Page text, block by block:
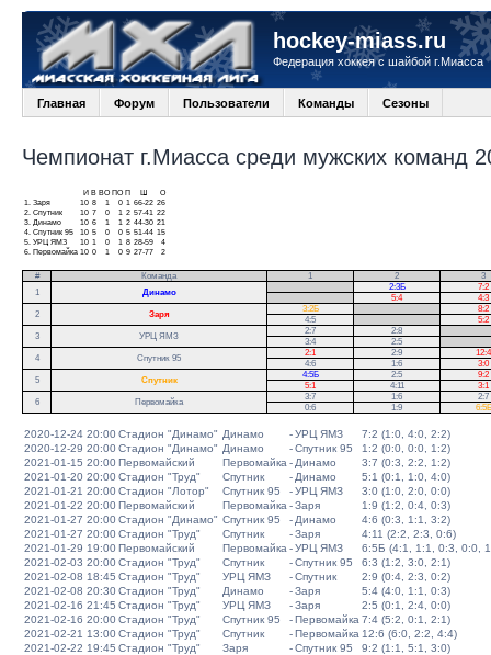
hockey-miass.ru
Федерация хоккея с шайбой г.Миасса
Главная Форум Пользователи Команды Сезоны
Чемпионат г.Миасса среди мужских команд
И В ВО ПО П
О
1.
Заря 10 8 1 0 1 66-22 26
2. Спутник 10 7 0 1 2 57-41
22
3.
Динамо 10 6 1 1 2 44-30 21
4. Спутник 95 10 5 0 0 5 51-44 15
5. УРЦ ЯМЗ 10 1 0 1 8 28-59
4
6.
Первомайка 10 0 1 0 9 27-77 2
# Команда 1 2
3
1
Динамо
2:3Б
7:2
5:4
4:3
2
Заря
3:2Б
8:2
4:5
5:2
3
УРЦ ЯМЗ
2:7 2:8
3:4
2:5
4
Спутник 95
2:1 2:9
12:4
4:6
1:6
3:0
5
Спутник
4:5Б 2:5
9:2
5:1
4:11
3:1
6
Первомайка
3:7 1:6
2:7
0:6
1:9 6:5Б
2020-12-24 20:00Стадион "Динамо" Динамо -УРЦ ЯМЗ
7:2 (1:0, 4:0, 2:2)
2020-12-29 20:00Стадион "Динамо" Динамо -Спутник 95
1:2 (0:0, 0:0, 1:2)
2021-01-15 20:00Первомайский Первомайка - Динамо
3:7 (0:3, 2:2, 1:2)
2021-01-20 20:00Стадион "Труд" Спутник - Динамо
5:1 (0:1, 1:0, 4:0)
2021-01-21 20:00Стадион "Лотор" Спутник 95 -УРЦ ЯМЗ
3:0 (1:0, 2:0, 0:0)
2021-01-22 20:00Первомайский Первомайка -Заря
1:9 (1:2, 0:4, 0:3)
2021-01-27 20:00Стадион "Динамо" Спутник 95 - Динамо
4:6 (0:3, 1:1, 3:2)
2021-01-27 20:00Стадион "Труд" Спутник -Заря
4:11 (2:2, 2:3, 0:6)
2021-01-29 19:00Первомайский Первомайка -УРЦ ЯМЗ
6:5Б (4:1, 1:1, 0:3, 0:0,
2021-02-03 20:00Стадион "Труд" Спутник -Спутник 95
6:3 (1:2, 3:0, 2:1)
2021-02-08 18:45 Стадион "Труд" УРЦ ЯМЗ -Спутник
2:9 (0:4, 2:3, 0:2)
2021-02-08 20:30Стадион "Труд" Динамо -Заря
5:4 (4:0, 1:1, 0:3)
2021-02-16 21:45 Стадион "Труд" УРЦ ЯМЗ -Заря
2:5 (0:1, 2:4, 0:0)
2021-02-16 20:00Стадион "Труд" Спутник 95 -Первомайка 7:4 (5:2, 0:1, 2:1)
2021-02-21 13:00Стадион "Труд" Спутник -Первомайка 12:6 (6:0, 2:2, 4:4)
2021-02-22 19:45 Стадион "Труд" Заря -Спутник 95
9:2 (1:1, 5:1, 3:0)